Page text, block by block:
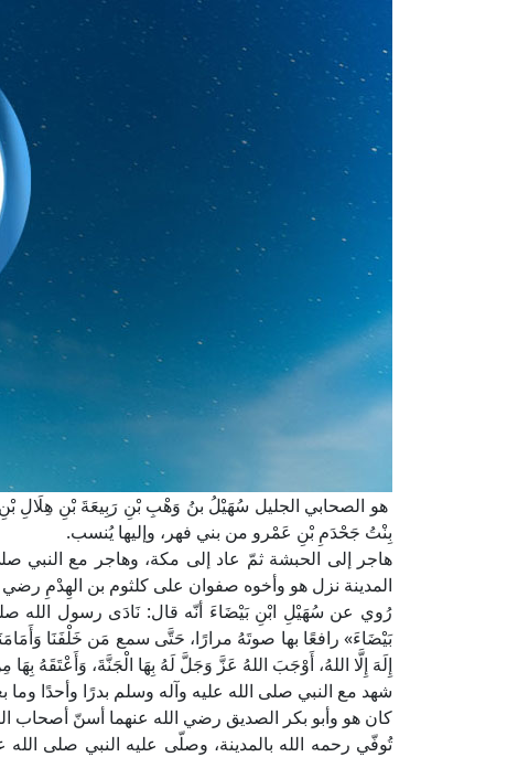
هو الصحابي الجليل سُهَيْلُ بنُ وَهْبِ بْنِ رَبِيعَةَ بْنِ هِلَالِ
بِنْتُ جَحْدَمِ بْنِ عَمْرو من بني فهر، وإليها يُنسب.
هاجر إلى الحبشة ثمّ عاد إلى مكة، وهاجر مع النبي
المدينة نزل هو وأخوه صفوان على كلثوم بن الهِدْمِ رضي
رُوي عن سُهَيْلِ ابْنِ بَيْضَاءَ أنّه قال: نَادَى رسول الله
بَيْضَاءَ» رافعًا بها صوتَهُ مرارًا، حَتَّى سمع مَن خَلْفَنَا
إِلَهَ إِلَّا اللهُ، أَوْجَبَ اللهُ عَزَّ وَجَلَّ لَهُ بِهَا الْجَنَّةَ، وَأَعْتَقَهُ
شهد مع النبي صلى الله عليه وآله وسلم بدرًا وأحدًا وما
كان هو وأبو بكر الصديق رضي الله عنهما أسنّ أصحاب
تُوفّي رحمه الله بالمدينة، وصلّى عليه النبي صلى